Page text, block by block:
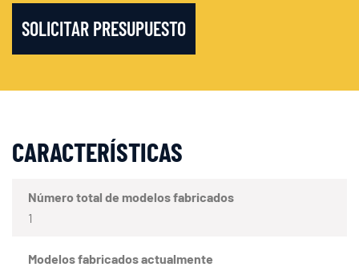
SOLICITAR PRESUPUESTO
CARACTERÍSTICAS
Número total de modelos fabricados
1
Modelos fabricados actualmente